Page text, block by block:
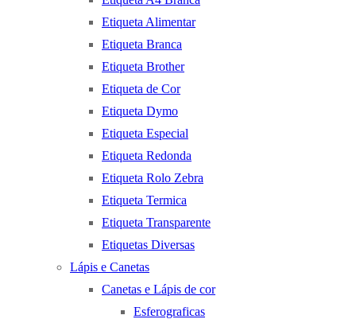
Etiqueta Alimentar
Etiqueta Branca
Etiqueta Brother
Etiqueta de Cor
Etiqueta Dymo
Etiqueta Especial
Etiqueta Redonda
Etiqueta Rolo Zebra
Etiqueta Termica
Etiqueta Transparente
Etiquetas Diversas
Lápis e Canetas
Canetas e Lápis de cor
Esferograficas